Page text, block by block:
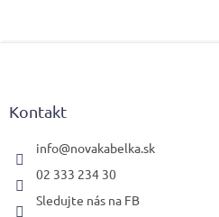
Kontakt
info@novakabelka.sk
02 333 234 30
Sledujte nás na FB